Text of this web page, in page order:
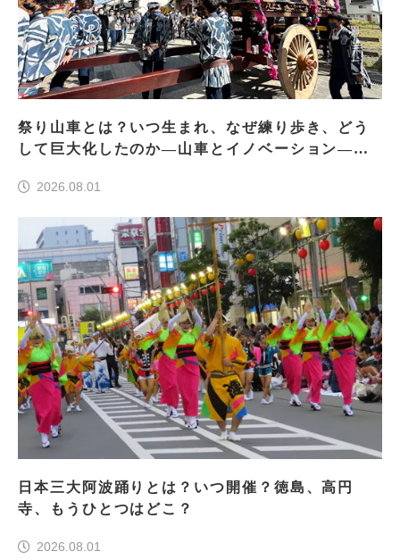
祭り山車とは？いつ生まれ、なぜ練り歩き、どう
して巨大化したのか―山車とイノベーション―＜
2026.08.01
日本三大阿波踊りとは？いつ開催？徳島、高円
寺、もうひとつはどこ？
2026.08.01